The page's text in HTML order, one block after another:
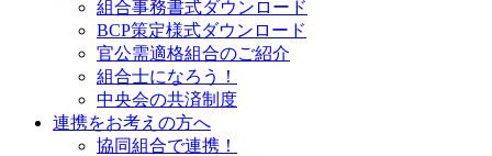
組合事務書式ダウンロード
BCP策定様式ダウンロード
官公需適格組合のご紹介
組合士になろう！
中央会の共済制度
連携をお考えの方へ
協同組合で連携！